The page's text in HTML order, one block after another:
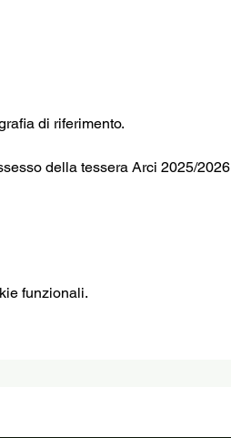
di riferimento.
della tessera Arci 2025/2026
funzionali.